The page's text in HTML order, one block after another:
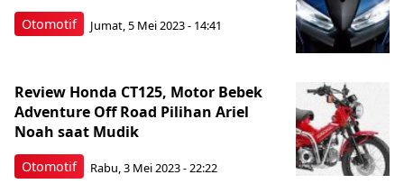
Otomotif Jumat, 5 Mei 2023 - 14:41
Otomotif
Review Honda CT125, Motor Bebek
Adventure Off Road Pilihan Ariel
Noah saat Mudik
Rabu, 3 Mei 2023 - 22:22